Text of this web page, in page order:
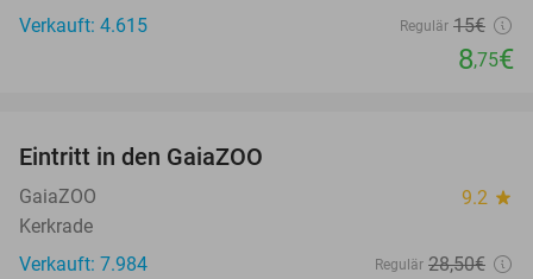
Verkauft: 4.615
Regulär 15€
8,75€
Eintritt in den GaiaZOO
GaiaZOO 9.2 star
Kerkrade
Verkauft: 7.984
Regulär 28,50€